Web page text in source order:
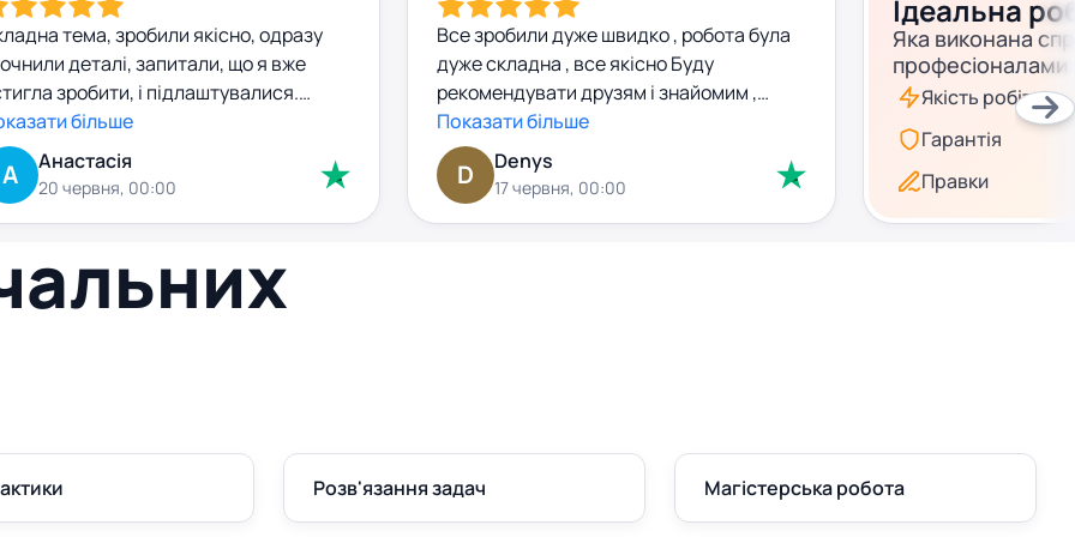
тема, зробили якісно, одразу
деталі, запитали, що я вже
зробити, і підлаштувалися.
прийшла з чіткою структурою,
джерелами, без
Я попросила внести
правки — зробили за день, без
комунікація абсолютно
За правки додатково грошей
більше
А Анастасія
20 червня, 00:00
Все зробили дуже швидко , робота була
дуже складна , все якісно Буду
рекомендувати друзям і знайомим ,
супер .
Показати більше
D Denys
17 червня, 00:00
Ідеальна
Яка виконана
професіоналами
Якість робіт
Гарантія
Правки
Розв'язання задач Магістерська робота